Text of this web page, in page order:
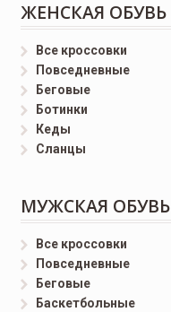
ЖЕНСКАЯ ОБУВЬ
Все кроссовки
Повседневные
Беговые
Ботинки
Кеды
Сланцы
МУЖСКАЯ ОБУВЬ
Все кроссовки
Повседневные
Беговые
Баскетбольные